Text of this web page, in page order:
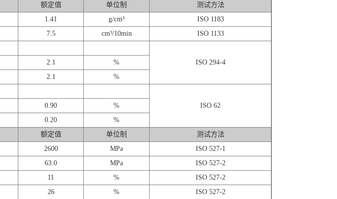
额定值 单位制
测试方法
1.41 g/cm³
ISO 1183
7.5 cm³/10min
ISO 1133
ISO 294-4
2.1
%
2.1
%
ISO 62
0.90
%
0.20
%
额定值 单位制
测试方法
2600 MPa
ISO 527-1
63.0 MPa
ISO 527-2
11 %
ISO 527-2
26 %
ISO 527-2